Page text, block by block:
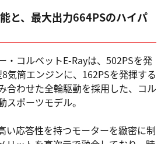
と、最大出力664PSのハイパ
・コルベットE-Rayは、502PSを発
気筒エンジンに、162PSを発揮する
合わせた全輪駆動を採用した、コル
ポーツモデル。
い応答性を持つモーターを緻密に制